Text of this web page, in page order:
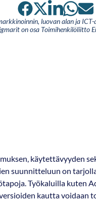
luovan alan ja
on osa Toimihenkilöliitto
käytettävyyden
suunnitteluun on
Työkaluilla kuten
kautta voidaan